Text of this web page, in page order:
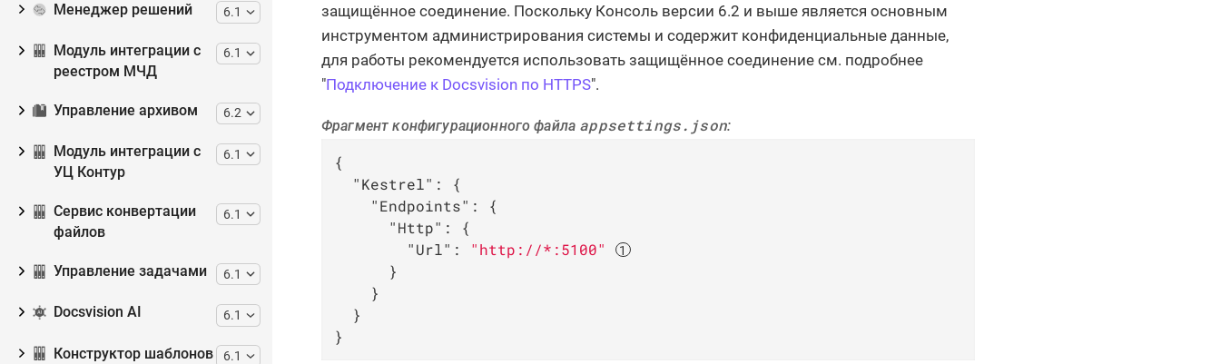
Менеджер решений 6.1
Модуль интеграции с
реестром МЧД
6.1
Управление архивом 6.2
Модуль интеграции с
УЦ Контур
6.1
Сервис конвертации
файлов
6.1
Управление задачами 6.1
Docsvision AI 6.1
Конструктор шаблонов 6.1
защищённое соединение. Поскольку Консоль версии 6.2 и выше является основным
инструментом администрирования системы и содержит конфиденциальные данные,
для работы рекомендуется использовать защищённое соединение см. подробнее
"Подключение к Docsvision по HTTPS".
Фрагмент конфигурационного файла appsettings.json:
{
"Kestrel" : {
"Endpoints" : {
"Http" : {
"Url" : "http://*:5100"
      }
    }
  }
}